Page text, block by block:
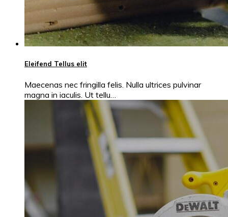
Eleifend Tellus elit
Maecenas nec fringilla felis. Nulla ultrices pulvinar
magna in iaculis. Ut tellu…